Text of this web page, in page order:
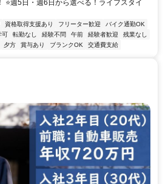
⭐️週5日・週6日から選べる！ライフスタイ
資格取得支援あり フリーター歓迎
バイク通勤OK
可 転勤なし 経験不問 午前 経験者歓迎
残業なし
夕方 賞与あり ブランクOK 交通費支給